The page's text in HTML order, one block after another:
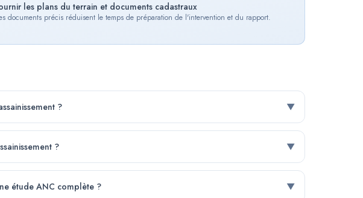
les plans du terrain et documents cadastraux
documents précis réduisent le temps de préparation de l'intervention et du rapport.
? ▼
? ▼
étude ANC complète ? ▼